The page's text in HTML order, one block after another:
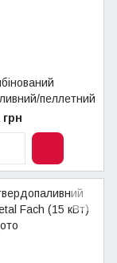
пеллетний
SD DUO-BIO-34
грн